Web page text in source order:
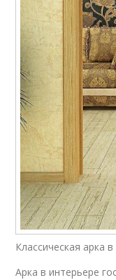
Классическая арка
Арка в интерьере